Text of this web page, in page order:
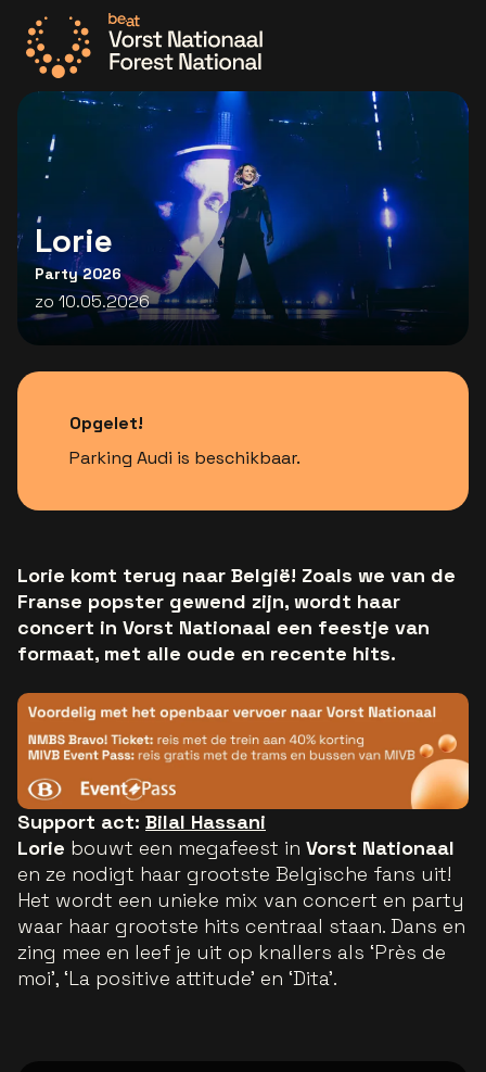
Ga naar de homepage
Lorie
Party 2026
zo 10.05.2026
Opgelet!
Parking Audi is beschikbaar.
Lorie komt terug naar België! Zoals we van de
Franse popster gewend zijn, wordt haar
concert in Vorst Nationaal een feestje van
formaat, met alle oude en recente hits.
Support act: Bilal Hassani
Lorie bouwt een megafeest in Vorst Nationaal
en ze nodigt haar grootste Belgische fans uit!
Het wordt een unieke mix van concert en party
waar haar grootste hits centraal staan. Dans en
zing mee en leef je uit op knallers als ‘Près de
moi’, ‘La positive attitude’ en ‘Dita’.